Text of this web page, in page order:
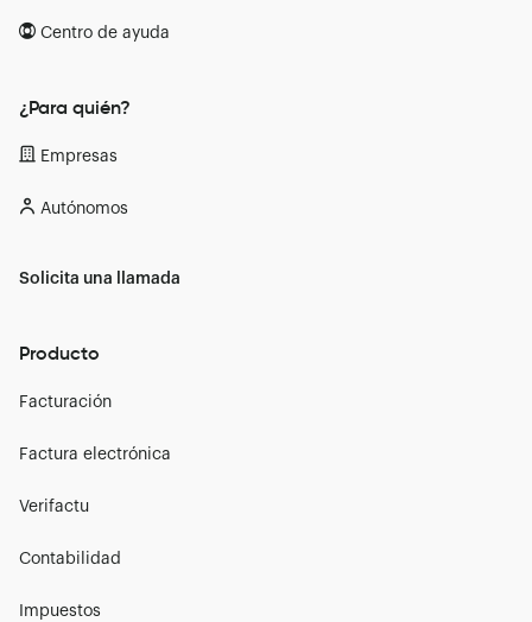
Centro de ayuda
¿Para quién?
Empresas
Autónomos
Solicita una llamada
Producto
Facturación
Factura electrónica
Verifactu
Contabilidad
Impuestos